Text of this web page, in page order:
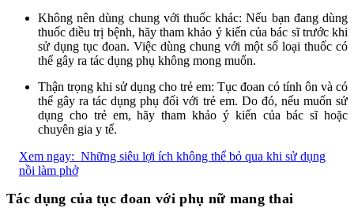
Không nên dùng chung với thuốc khác: Nếu bạn đang dùng
thuốc điều trị bệnh, hãy tham khảo ý kiến của bác sĩ trước khi
sử dụng tục đoan. Việc dùng chung với một số loại thuốc có
thể gây ra tác dụng phụ không mong muốn.
Thận trọng khi sử dụng cho trẻ em: Tục đoan có tính ôn và có
thể gây ra tác dụng phụ đối với trẻ em. Do đó, nếu muốn sử
dụng cho trẻ em, hãy tham khảo ý kiến của bác sĩ hoặc
chuyên gia y tế.
Xem ngay: Những siêu lợi ích không thể bỏ qua khi sử dụng
nồi làm phở
Tác dụng của tục đoan với phụ nữ mang thai